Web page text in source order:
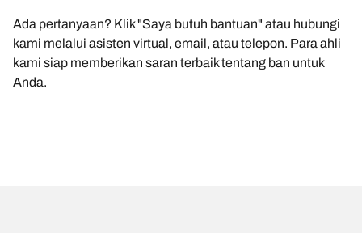
Ada pertanyaan? Klik "Saya butuh bantuan" atau hubungi
kami melalui asisten virtual, email, atau telepon. Para ahli
kami siap memberikan saran terbaik tentang ban untuk
Anda.